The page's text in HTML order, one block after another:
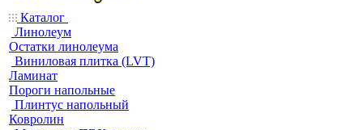
Каталог
Линолеум
Остатки линолеума
Виниловая плитка (LVT)
Ламинат
Пороги напольные
Плинтус напольный
Ковролин